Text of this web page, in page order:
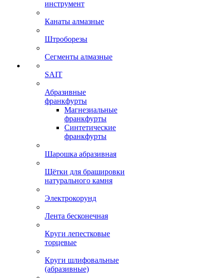
инструмент
Канаты алмазные
Штроборезы
Сегменты алмазные
SAIT
Абразивные
франкфурты
Магнезиальные
франкфурты
Синтетические
франкфурты
Шарошка абразивная
Щётки для брашировки
натурального камня
Электрокорунд
Лента бесконечная
Круги лепестковые
торцевые
Круги шлифовальные
(абразивные)